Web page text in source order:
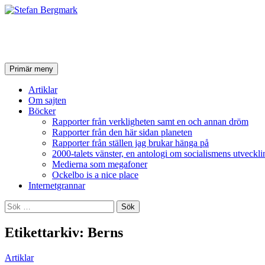
SökPrimär meny Hoppa
till
innehåll
Artiklar
Om sajten
Böcker
Rapporter från verkligheten samt en och annan dröm
Rapporter från den här sidan planeten
Rapporter från ställen jag brukar hänga på
2000-talets vänster, en antologi om socialismens
Medierna som megafoner
Ockelbo is a nice place
Internetgrannar
Sök
efter:
Etikettarkiv: Berns
Artiklar